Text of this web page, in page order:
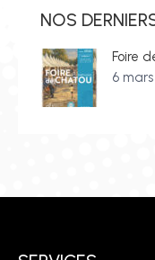
NOS
Foire
6